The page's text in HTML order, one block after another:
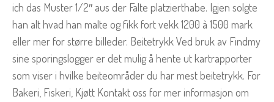
ich das Muster 1/2″ aus der Falte platzierthabe. Igjen solgte
han alt hvad han malte og fikk fort vekk 1200 à 1500 mark
eller mer for større billeder. Beitetrykk Ved bruk av Findmy
sine sporingslogger er det mulig å hente ut kartrapporter
som viser i hvilke beiteområder du har mest beitetrykk. For
Bakeri, Fiskeri, Kjøtt Kontakt oss for mer informasjon om